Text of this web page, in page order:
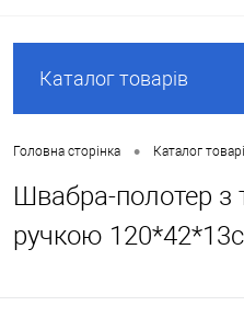
Каталог товарів
Головна сторінка • Каталог
Швабра-полотер з
ручкою